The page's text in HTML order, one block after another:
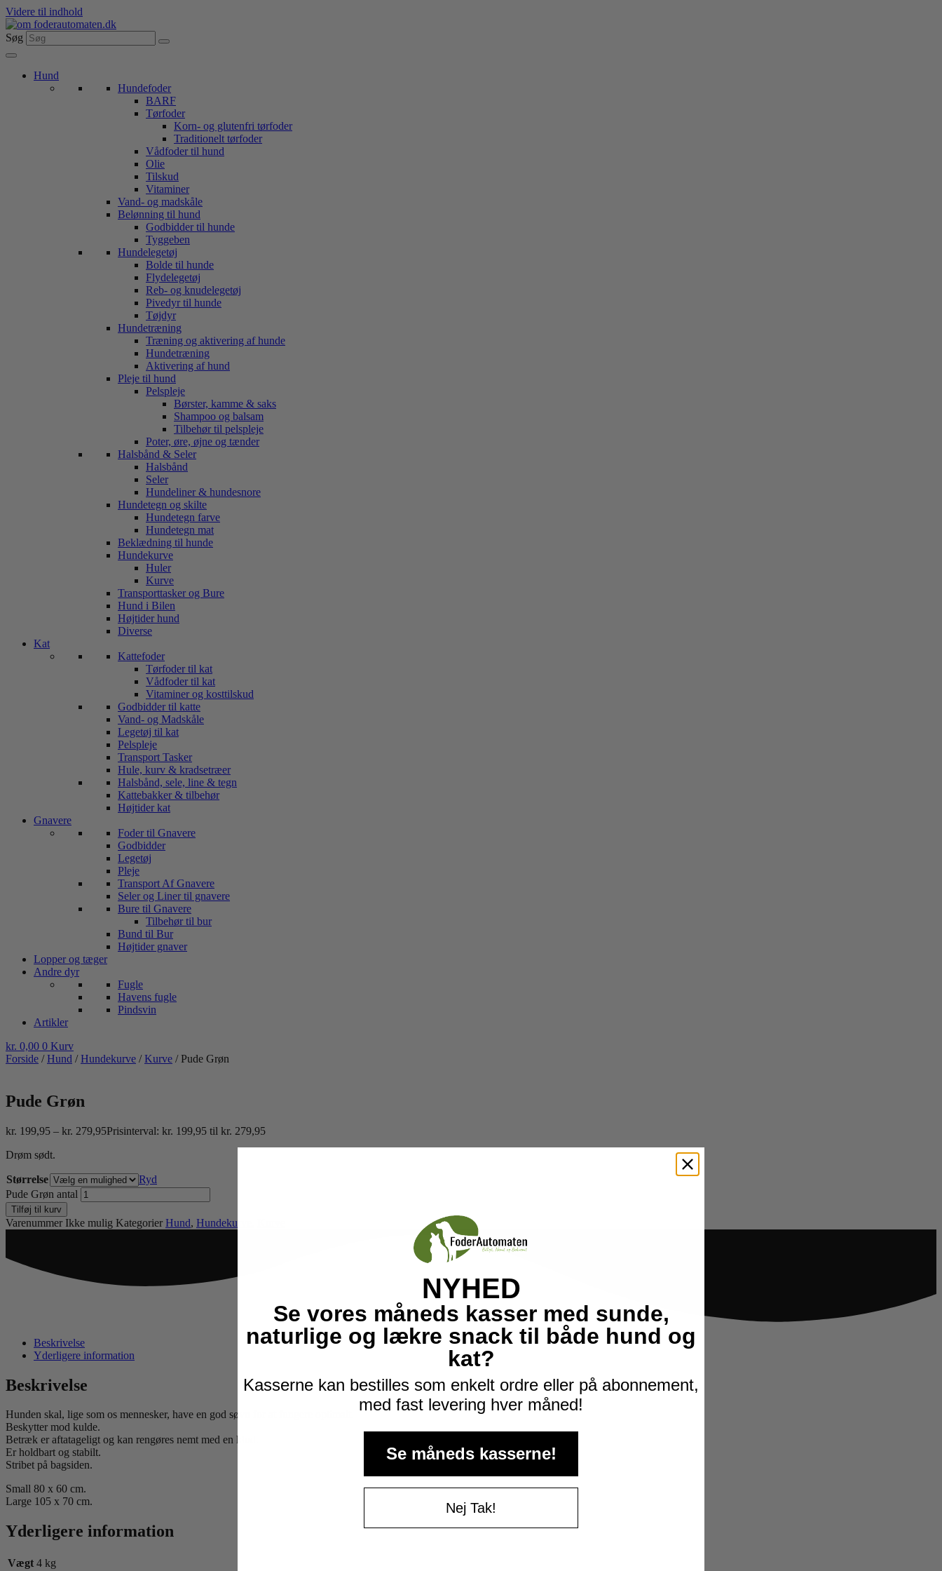
Videre til indhold
Søg
Hund
Hundefoder
BARF
Tørfoder
Korn- og glutenfri tørfoder
Traditionelt tørfoder
Vådfoder til hund
Olie
Tilskud
Vitaminer
Vand- og madskåle
Belønning til hund
Godbidder til hunde
Tyggeben
Hundelegetøj
Bolde til hunde
Flydelegetøj
Reb- og knudelegetøj
Pivedyr til hunde
Tøjdyr
Hundetræning
Træning og aktivering af hunde
Hundetræning
Aktivering af hund
Pleje til hund
Pelspleje
Børster, kamme & saks
Shampoo og balsam
Tilbehør til pelspleje
Poter, øre, øjne og tænder
Halsbånd & Seler
Halsbånd
Seler
Hundeliner & hundesnore
Hundetegn og skilte
Hundetegn farve
Hundetegn mat
Beklædning til hunde
Hundekurve
Huler
Kurve
Transporttasker og Bure
Hund i Bilen
Højtider hund
Diverse
Kat
Kattefoder
Tørfoder til kat
Vådfoder til kat
Vitaminer og kosttilskud
Godbidder til katte
Vand- og Madskåle
Legetøj til kat
Pelspleje
Transport Tasker
Hule, kurv & kradsetræer
Halsbånd, sele, line & tegn
Kattebakker & tilbehør
Højtider kat
Gnavere
Foder til Gnavere
Godbidder
Legetøj
Pleje
Transport Af Gnavere
Seler og Liner til gnavere
Bure til Gnavere
Tilbehør til bur
Bund til Bur
Højtider gnaver
Lopper og tæger
Andre dyr
Fugle
Havens fugle
Pindsvin
Artikler
kr. 0,00 0 Kurv
Forside /Hund /Hundekurve /Kurve / Pude Grøn
Pude Grøn
kr. 199,95 – kr. 279,95Prisinterval: kr. 199,95 til kr. 279,95
Drøm sødt.
Størrelse
Ryd
Pude Grøn antal
Tilføj til kurv
Varenummer Ikke mulig Kategorier Hund, Hundekurve
Beskrivelse
Yderligere information
Beskrivelse
Hunden skal, lige som os mennesker, have en god søvn for at fungere optimalt.
Beskytter mod kulde.
Betræk er aftatageligt og kan rengøres nemt med en klud.
Er holdbart og stabilt.
Stribet på bagsiden.
Small 80 x 60 cm.
Large 105 x 70 cm.
Yderligere information
Vægt 4 kg
NYHED
Se vores måneds kasser med sunde,
naturlige og lækre snack til både hund og
kat?
Kasserne kan bestilles som enkelt ordre eller på abonnement,
med fast levering hver måned!
Se måneds kasserne!
Nej Tak!